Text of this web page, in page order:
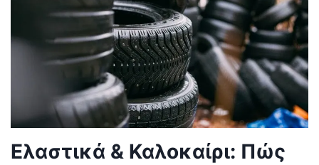
Ελαστικά & Καλοκαίρι: Πώς